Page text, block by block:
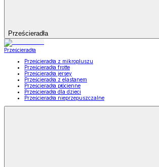
Prześcieradła
Prześcieradła
Prześcieradła z mikropluszu
Prześcieradła frotte
Prześcieradła jersey
Prześcieradła z elastanem
Prześcieradła płócienne
Prześcieradła dla dzieci
Prześcieradła nieprzepuszczalne